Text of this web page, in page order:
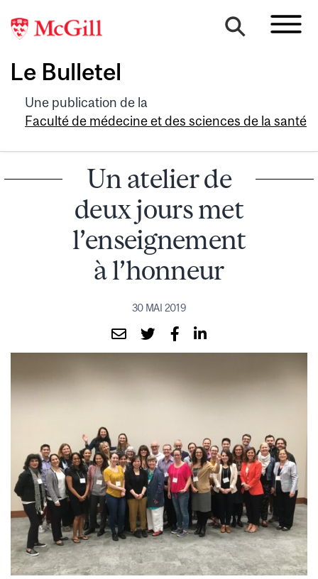
Le Bulletel
Une publication de la
Faculté de médecine et des sciences de la santé
Un atelier de
deux jours met
l’enseignement
à l’honneur
30 MAI 2019